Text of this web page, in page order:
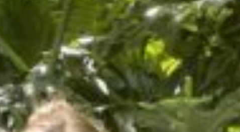
r
ei
c
h
MODE, BEAUTY, TRAVEL, MENTAL HEALTH & LIFESTYLE